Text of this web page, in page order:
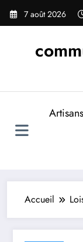
Aller
7 août 2026
Artisans
Accueil